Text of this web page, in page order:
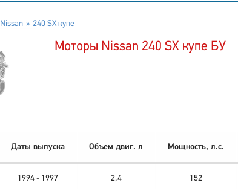
Nissan 240 SX купе
Моторы Nissan 240 SX купе БУ
Даты выпуска Объем двиг. л Мощность, л.с.
1994 - 1997 2,4 152